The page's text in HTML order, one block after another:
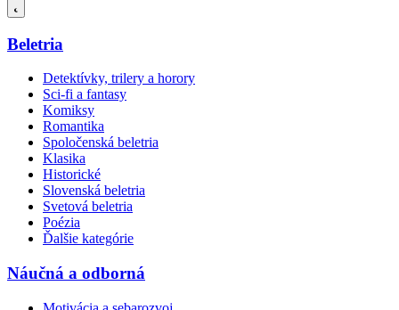
Beletria
Detektívky, trilery a horory
Sci-fi a fantasy
Komiksy
Romantika
Spoločenská beletria
Klasika
Historické
Slovenská beletria
Svetová beletria
Poézia
Ďalšie kategórie
Náučná a odborná